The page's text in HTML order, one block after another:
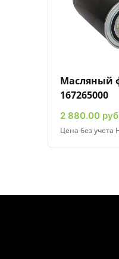
Масляный
167265000
2 880.00
Цена без учета